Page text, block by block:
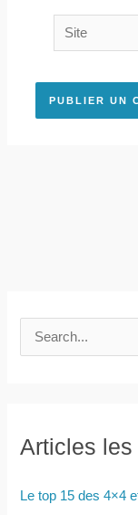
Site
e
e
c
Articles
Le top 15 des 4×4